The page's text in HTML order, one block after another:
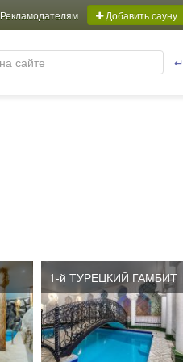
Добавить сауну
Рекламодателям
↵
1-й ТУРЕЦКИЙ ГАМБИТ